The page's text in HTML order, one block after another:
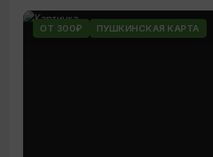
ОТ 300₽ ПУШКИНСКАЯ КАРТА